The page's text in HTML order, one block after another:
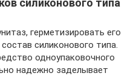
силиконового типа
герметизировать его
силиконового типа.
одноупаковочного
надежно заделывает